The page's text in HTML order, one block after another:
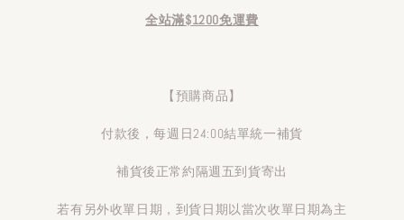
全站滿$1200免運費
【預購商品】
付款後，每週日24:00結單統一補貨
補貨後正常約隔週五到貨寄出
若有另外收單日期，到貨日期以當次收單日期為主